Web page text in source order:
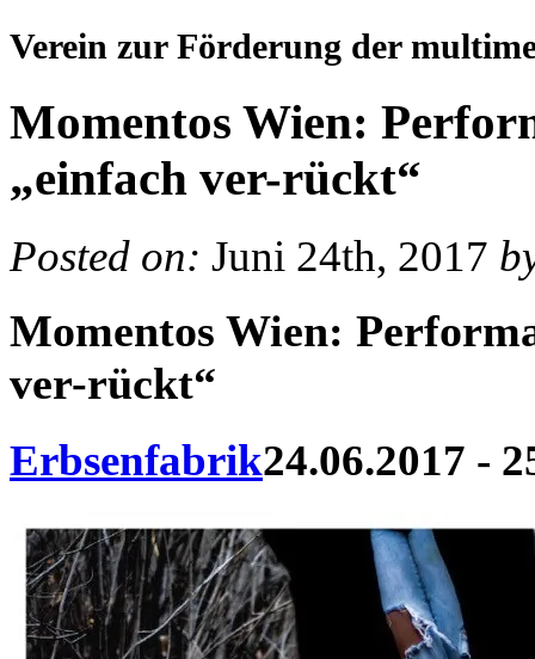
Verein zur Förderung der
Momentos Wien:
„einfach ver-rückt“
Posted on: Juni 24th, 2017
Momentos Wien:
ver-rückt“
Erbsenfabrik24.06.2017 -